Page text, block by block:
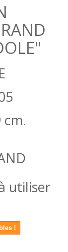
cm.
utiliser
!